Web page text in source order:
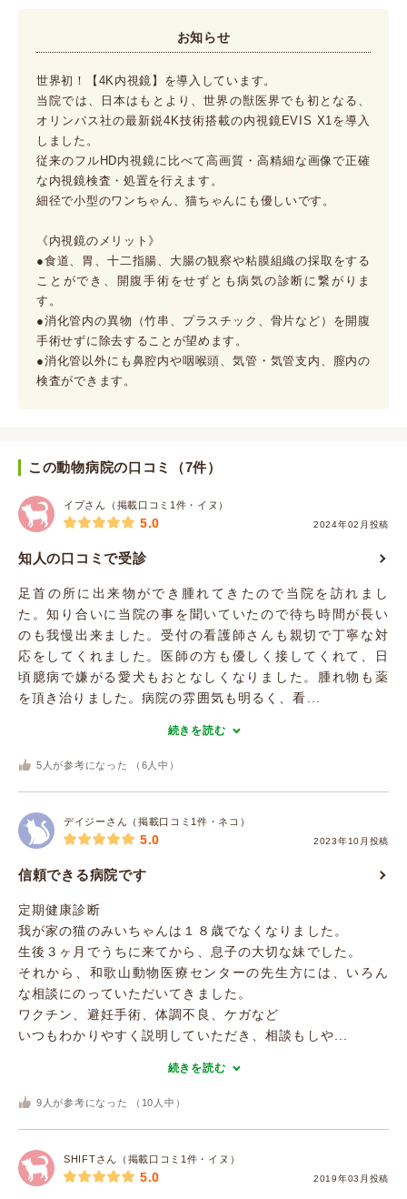
お知らせ
世界初！【4K内視鏡】を導入しています。
当院では、日本はもとより、世界の獣医界でも初となる、
オリンパス社の最新鋭4K技術搭載の内視鏡EVIS X1を導入
しました。
従来のフルHD内視鏡に比べて高画質・高精細な画像で正確
な内視鏡検査・処置を行えます。
細径で小型のワンちゃん、猫ちゃんにも優しいです。
《内視鏡のメリット》
●食道、胃、十二指腸、大腸の観察や粘膜組織の採取をする
ことができ、開腹手術をせずとも病気の診断に繋がりま
す。
●消化管内の異物（竹串、プラスチック、骨片など）を開腹
手術せずに除去することが望めます。
●消化管以外にも鼻腔内や咽喉頭、気管・気管支内、膣内の
検査ができます。
この動物病院の口コミ（7件）
イブさん（掲載口コミ1件・イヌ）
2024年02月投稿
5.0
知人の口コミで受診
足首の所に出来物ができ腫れてきたので当院を訪れまし
た。知り合いに当院の事を聞いていたので待ち時間が長い
のも我慢出来ました。受付の看護師さんも親切で丁寧な対
応をしてくれました。医師の方も優しく接してくれて、日
頃臆病で嫌がる愛犬もおとなしくなりました。腫れ物も薬
を頂き治りました。病院の雰囲気も明るく、看...
続きを読む
5 人が参考になった （ 6 人中）
デイジーさん（掲載口コミ1件・ネコ）
2023年10月投稿
5.0
信頼できる病院です
定期健康診断
我が家の猫のみいちゃんは１８歳でなくなりました。
生後３ヶ月でうちに来てから、息子の大切な妹でした。
それから、和歌山動物医療センターの先生方には、いろん
な相談にのっていただいてきました。
ワクチン、避妊手術、体調不良、ケガなど
いつもわかりやすく説明していただき、相談もしや...
続きを読む
9 人が参考になった （ 10 人中）
SHIFTさん（掲載口コミ1件・イヌ）
2019年03月投稿
5.0